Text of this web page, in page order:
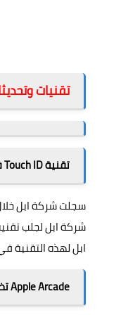
تقنيات
تقنية Touch ID في شاشة ساعة ابل الذكية
شركة ابل لجلب
ابل لهذه التقنية
Apple Arcade تضم الآن 100 لعبة